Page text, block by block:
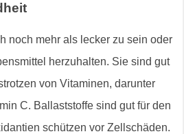
noch mehr als lecker zu sein oder
herzuhalten. Sie sind gut
von Vitaminen, darunter
C. Ballaststoffe sind gut für den
schützen vor Zellschäden.